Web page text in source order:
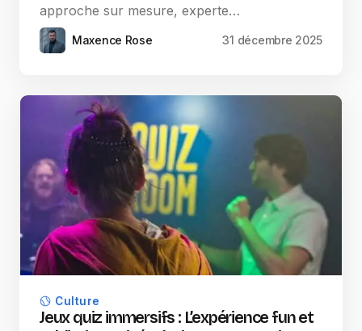
approche sur mesure, experte…
Maxence Rose 31 décembre 2025
Culture
Jeux quiz immersifs : L’expérience fun et